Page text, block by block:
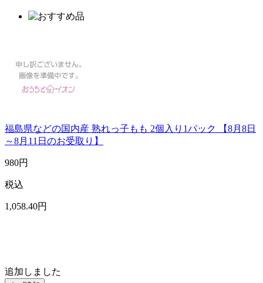
福島県などの国内産 熟れっ子もも 2個入り1パック 【8月8日
～8月11日のお受取り】
980円
税込
1,058.40円
追加しました